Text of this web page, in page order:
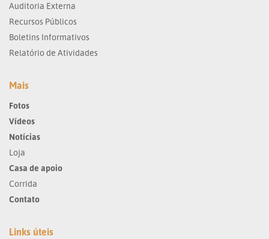
Auditoria Externa
Recursos Públicos
Boletins Informativos
Relatório de Atividades
Mais
Fotos
Vídeos
Notícias
Loja
Casa de apoio
Corrida
Contato
Links úteis